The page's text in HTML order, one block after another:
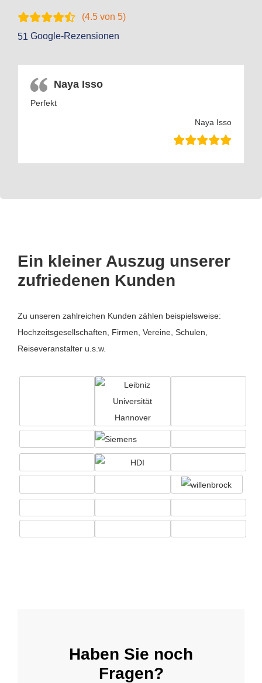
(4.5 von 5)
51 Google-Rezensionen
Naya Isso
Perfekt
Naya Isso
Ein kleiner Auszug unserer
zufriedenen Kunden
Zu unseren zahlreichen Kunden zählen beispielsweise:
Hochzeitsgesellschaften, Firmen, Vereine, Schulen,
Reiseveranstalter u.s.w.
Haben Sie noch
Fragen?